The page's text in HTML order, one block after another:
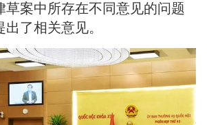
草案中所存在不同意见的问题
了相关意见。